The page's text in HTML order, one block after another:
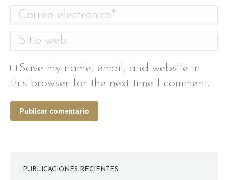
Correo electrónico *
Sitio web
Save my name, email, and website in
this browser for the next time I comment.
Publicar comentario
PUBLICACIONES RECIENTES